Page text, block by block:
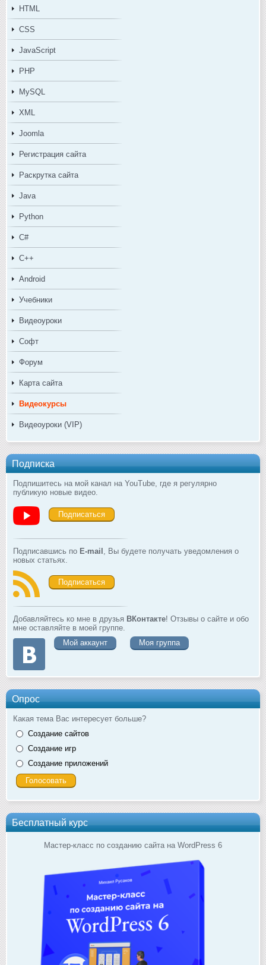
HTML
CSS
JavaScript
PHP
MySQL
XML
Joomla
Регистрация сайта
Раскрутка сайта
Java
Python
C#
C++
Android
Учебники
Видеоуроки
Софт
Форум
Карта сайта
Видеокурсы
Видеоуроки (VIP)
Подписка
Подпишитесь на мой канал на YouTube, где я регулярно
публикую новые видео.
Подписаться
Подписавшись по E-mail
, Вы будете получать уведомления о
новых статьях.
Подписаться
Добавляйтесь ко мне в друзья ВКонтакте! Отзывы о сайте и обо
мне оставляйте в моей группе.
Мой аккаунт
Моя группа
Опрос
Какая тема Вас интересует больше?
Создание сайтов
Создание игр
Создание приложений
Бесплатный курс
Мастер-класс по созданию сайта на WordPress 6